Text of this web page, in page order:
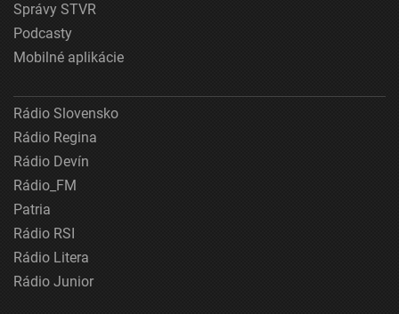
Správy STVR
Podcasty
Mobilné aplikácie
Rádio Slovensko
Rádio Regina
Rádio Devín
Rádio_FM
Patria
Rádio RSI
Rádio Litera
Rádio Junior